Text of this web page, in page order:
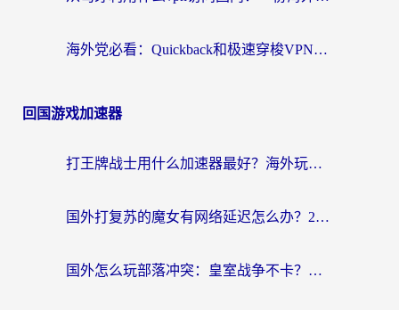
海外党必看：Quickback和极速穿梭VPN好用吗？3步选对回国加速器实现无缝刷国内资源
回国游戏加速器
打王牌战士用什么加速器最好？海外玩家的终极选择指南
国外打复苏的魔女有网络延迟怎么办？2026海外玩家国服游戏加速全攻略
国外怎么玩部落冲突：皇室战争不卡？海外玩家畅玩国服游戏终极指南